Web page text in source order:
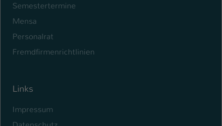
Semestertermine
Mensa
Personalrat
Fremdfirmenrichtlinien
Links
Impressum